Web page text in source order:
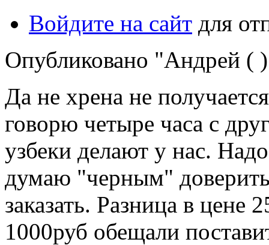
Войдите на сайт для
Опубликовано "Андрей (
Да не хрена не
говорю четыре часа с
узбеки делают у нас.
думаю "черным"
заказать. Разница в цене
1000руб обещали